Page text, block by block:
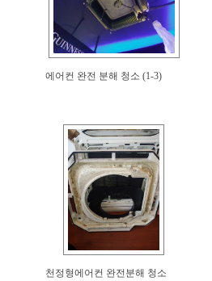
에어컨 완전 분해 청소 (1-3)
천정형에어컨 완전분해 청소